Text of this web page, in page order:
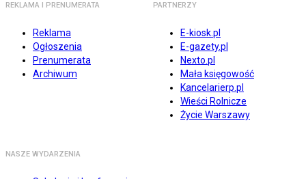
REKLAMA I PRENUMERATA
Reklama
Ogłoszenia
Prenumerata
Archiwum
PARTNERZY
E-kiosk.pl
E-gazety.pl
Nexto.pl
Mała księgowość
Kancelarierp.pl
Wieści Rolnicze
Życie Warszawy
NASZE WYDARZENIA